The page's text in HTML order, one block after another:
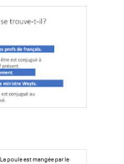
La poule est mangée par le